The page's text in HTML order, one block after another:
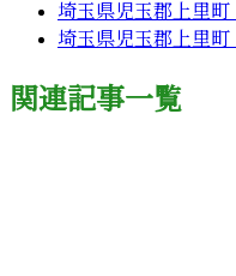
埼玉県児玉郡上里
埼玉県児玉郡上里
関連記事一覧